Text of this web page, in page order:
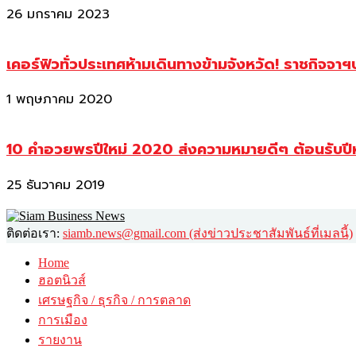
26 มกราคม 2023
เคอร์ฟิวทั่วประเทศห้ามเดินทางข้ามจังหวัด! ราชกิจจา
1 พฤษภาคม 2020
10 คำอวยพรปีใหม่ 2020 ส่งความหมายดีๆ ต้อนรับ
25 ธันวาคม 2019
ติดต่อเรา: siamb.news@gmail.com (ส่งข่าวประชาสัมพันธ์ที่เมลนี้)
Home
ฮอตนิวส์
เศรษฐกิจ / ธุรกิจ / การตลาด
การเมือง
รายงาน